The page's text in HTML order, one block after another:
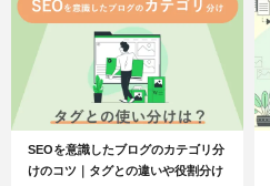
SEOを意識したブログのカテゴリ分
けのコツ｜タグとの違いや役割分け